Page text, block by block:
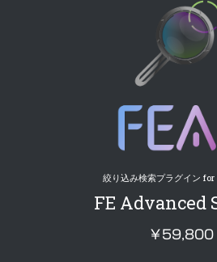
絞り込み検索プラグイン for
FE Advanced
￥59,800